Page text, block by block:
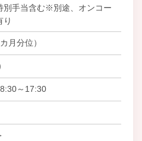
別手当含む※別途、オンコー
り
月分位）
～17:30